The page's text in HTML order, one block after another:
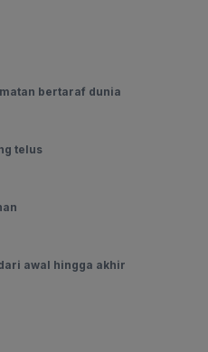
bertaraf dunia
telus
awal hingga akhir